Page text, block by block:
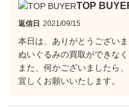
TOP
返信日 2021/09/15
本日は、ありがとうございま
ぬいぐるみの買取ができな
また、何かございましたら
宜しくお願いいたします。